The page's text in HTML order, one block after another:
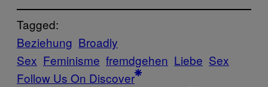
Tagged:
Beziehung Broadly
Sex Feminisme fremdgehen Liebe Sex
Follow Us On Discover